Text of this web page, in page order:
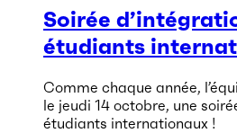
Soirée
étudiants
Comme chaque année,
le jeudi 14 octobre, une
étudiants internationaux !